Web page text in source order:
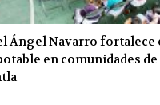
Ángel Navarro fortalece
en comunidades